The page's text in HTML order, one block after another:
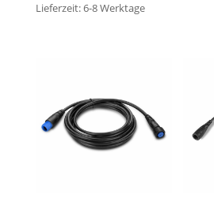
Lieferzeit:6-8 Werktage